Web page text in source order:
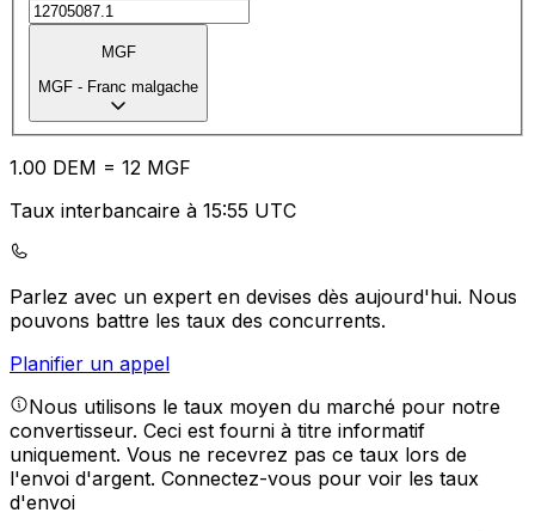
MGF
MGF - Franc malgache
1.00 DEM = 12 MGF
Taux interbancaire à 15:55 UTC
Parlez avec un expert en devises dès aujourd'hui. Nous
pouvons battre les taux des concurrents.
Planifier un appel
Nous utilisons le taux moyen du marché pour notre
convertisseur. Ceci est fourni à titre informatif
uniquement. Vous ne recevrez pas ce taux lors de
l'envoi d'argent. Connectez-vous pour voir les taux
d'envoi